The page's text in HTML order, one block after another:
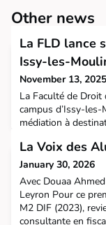
Other news
La FLD lance
Issy-les-
November 13, 2025
La Faculté de
campus d’Issy-
médiation à
Clinique de la
confrontée à un
ou autre) de
confidentiel et
La Voix des
January 30, 2026
Avec Douaa
Leyron Pour ce
M2 DIF (2023),
consultante en